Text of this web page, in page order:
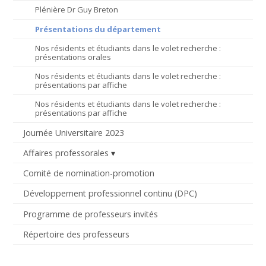
Plénière Dr Guy Breton
Présentations du département
Nos résidents et étudiants dans le volet recherche :
présentations orales
Nos résidents et étudiants dans le volet recherche :
présentations par affiche
Nos résidents et étudiants dans le volet recherche :
présentations par affiche
Journée Universitaire 2023
Affaires professorales
Comité de nomination-promotion
Développement professionnel continu (DPC)
Programme de professeurs invités
Répertoire des professeurs